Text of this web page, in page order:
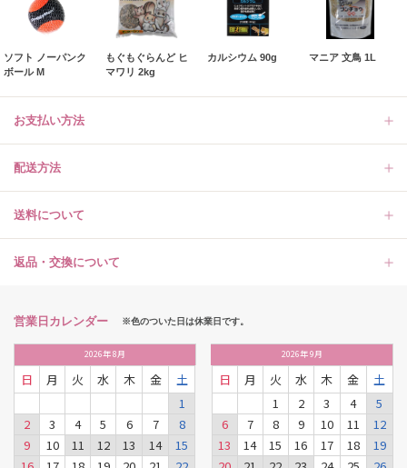
ソフト ノーパンク
ボール M
もぐもぐらんど ヒ
マワリ 2kg
カルシウム 90g マニア 文鳥 1L
お支払い方法
配送方法
送料について
返品・交換について
営業日カレンダー ※色のついた日は休業日です。
2026年8月
日 月 火 水 木 金
土
1
2
3 4 5 6 7
8
9
10 11 12 13 14
15
2026年9月
日 月 火 水 木 金
土
1
2 3 4
5
6
7 8 9 10 11
12
13
14 15 16 17 18
19